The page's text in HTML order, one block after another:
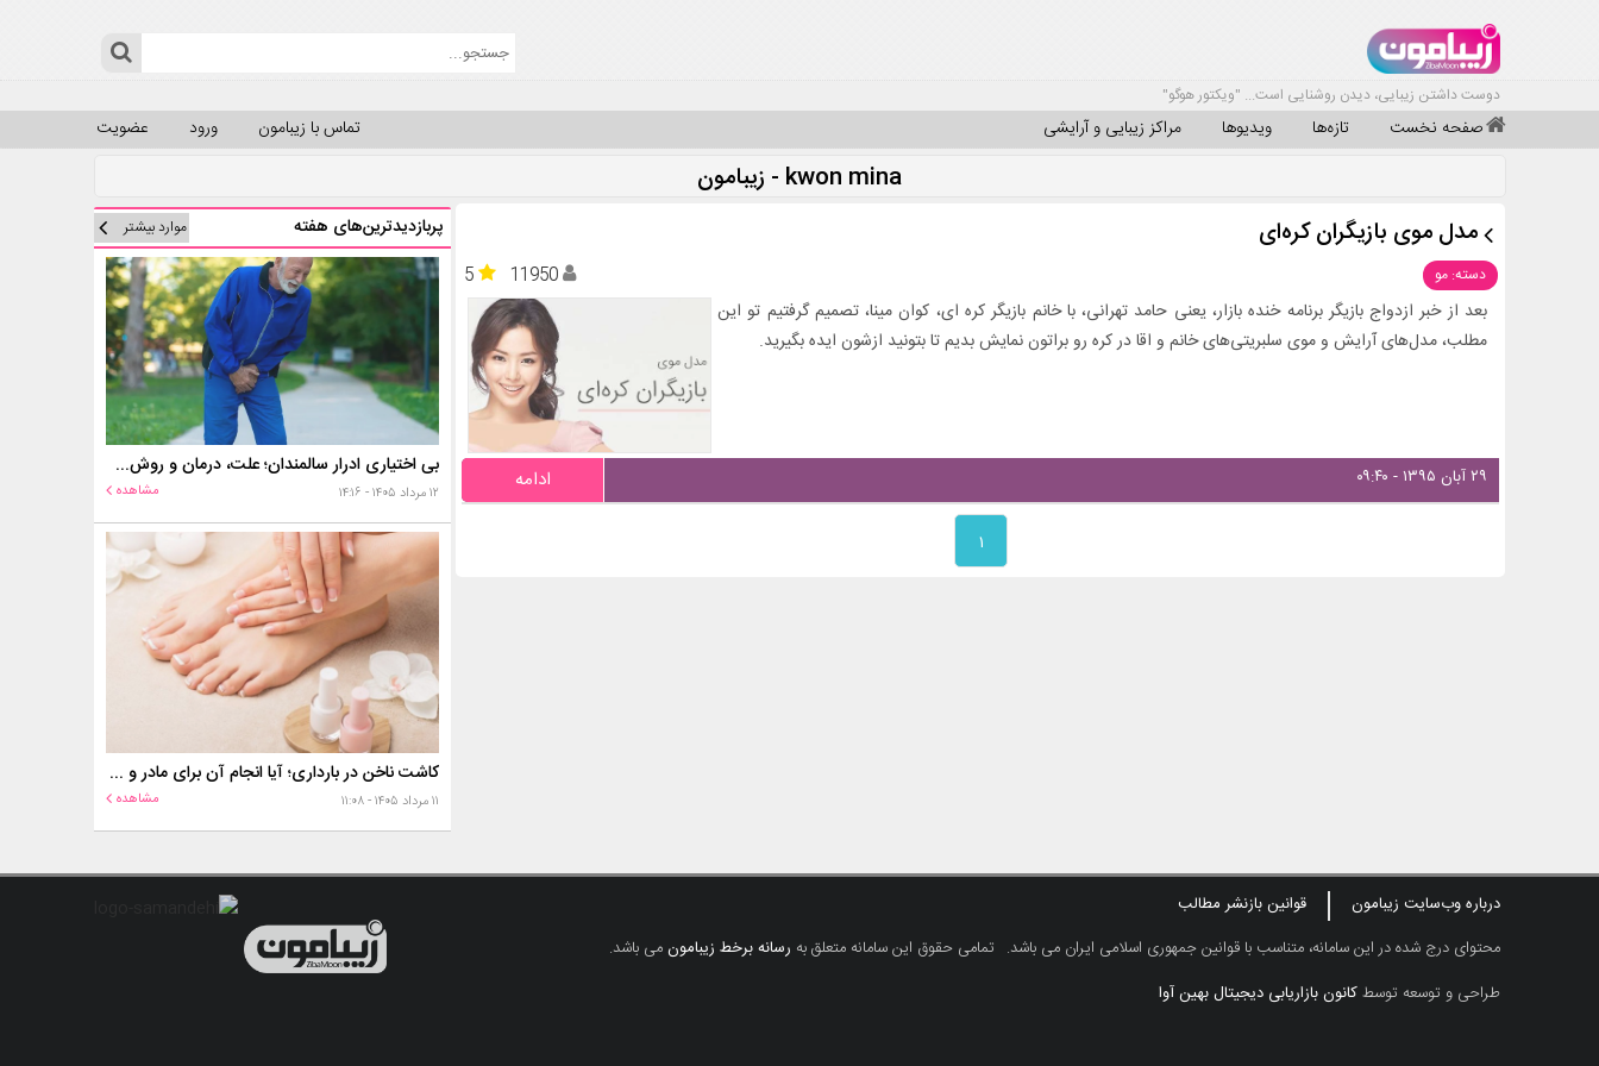
دوست داشتن زیبایی، دیدن روشنایی است... "ویکتور هوگو"
صفحه نخست تازه‌ها ویدیوها مراکز زیبایی و آرایشی عضویت ورود تماس با زیبامون
kwon mina - زیبامون
مدل موی بازیگران کره‌ای
دسته: مو 5
11950
بعد از خبر ازدواج بازیگر برنامه خنده بازار، یعنی حامد تهرانی، با خانم بازیگر کره‌ ای، کوان مینا، تصمیم گرفتیم تو این
مطلب، مدل‌های آرایش و موی سلبریتی‌های خانم و اقا در کره رو براتون نمایش بدیم تا بتونید ازشون ایده بگیرید.
۲۹ آبان ۱۳۹۵ - ۰۹:۴۰ ادامه
۱
پربازدیدترین‌های هفته موارد بیشتر
بی اختیاری ادرار سالمندان؛ علت، درمان و روش‌های کنترل در منزل
۱۲ مرداد ۱۴۰۵ - ۱۴:۱۶ مشاهده
کاشت ناخن در بارداری؛ آیا انجام آن برای مادر و جنین خطر دارد؟
۱۱ مرداد ۱۴۰۵ - ۱۱:۰۸ مشاهده
درباره وب‌سایت زیبامون
قوانین بازنشر مطالب
محتوای درج شده در این سامانه، متناسب با قوانین جمهوری اسلامی ایران می باشد. تمامی حقوق این سامانه متعلق به رسانه برخط زیبامونمی باشد.
طراحی و توسعه توسطکانون بازاریابی دیجیتال بهین آوا